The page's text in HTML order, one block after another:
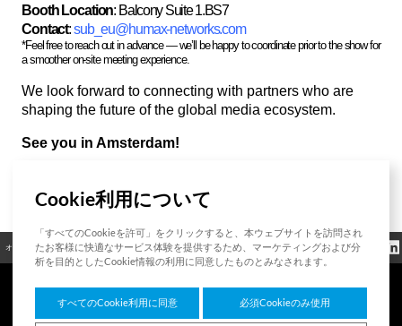
Booth Location: Balcony Suite 1.BS7
Contact:sub_eu@humax-networks.com
*Feel free to reach out in advance — we’ll be happy to coordinate prior to the show for
a smoother on-site meeting experience.
We look forward to connecting with partners who are
shaping the future of the global media ecosystem.
See you in Amsterdam!
オープンソース 認証 お問い合わせ
クッキーポリシ
ー
規制情報
7F HUMAX Village, 216, Hwangsaeul-ro, Bundang-gu, Seongnam-si, Gyeonggi-do,
Cookie利用について
「すべてのCookieを許可」をクリックすると、本ウェブサイトを訪問され
たお客様に快適なサービス体験を提供するため、マーケティングおよび分
析を目的としたCookie情報の利用に同意したものとみなされます。
すべてのCookie利用に同意 必須Cookieのみ使用